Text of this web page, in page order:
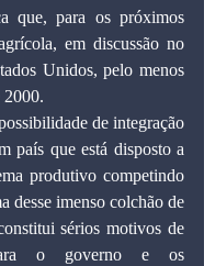
que, para os próximos
em discussão no
Unidos, pelo menos
2000.
de integração
país que está disposto a
produtivo competindo
desse imenso colchão de
sérios motivos de
o governo e os